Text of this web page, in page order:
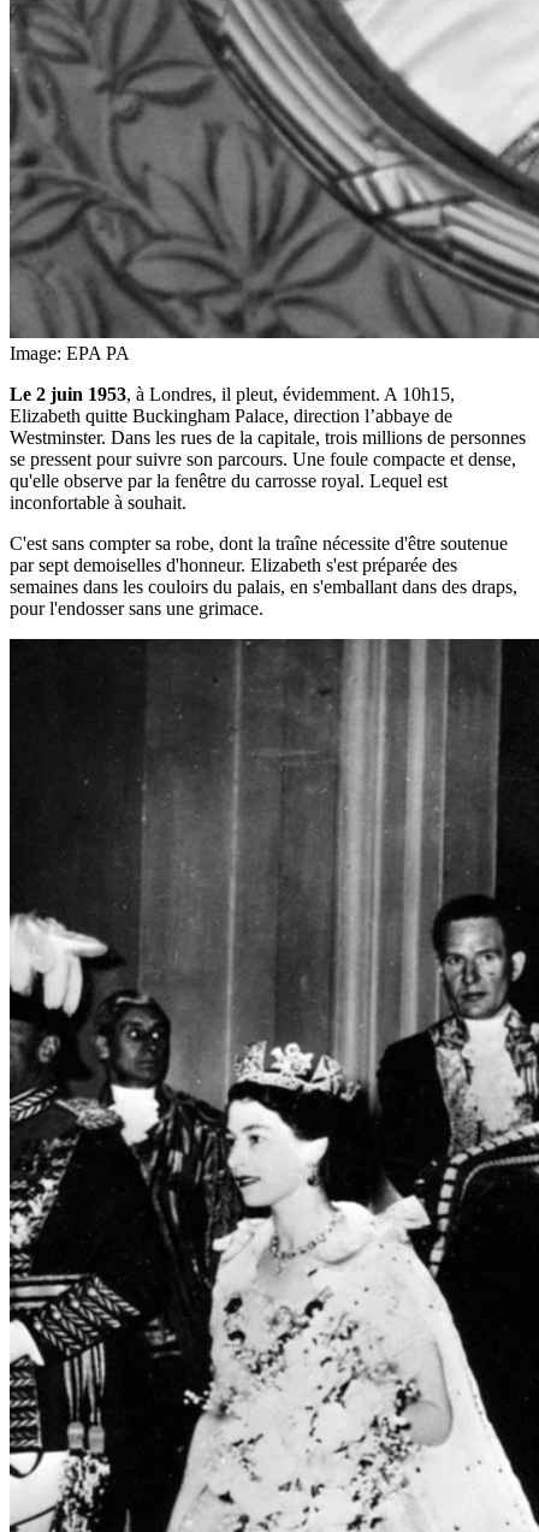
Image: EPA PA
Le 2 juin 1953, à Londres, il pleut, évidemment. A 10h15,
Elizabeth quitte Buckingham Palace, direction l’abbaye de
Westminster. Dans les rues de la capitale, trois millions de personnes
se pressent pour suivre son parcours. Une foule compacte et dense,
qu'elle observe par la fenêtre du carrosse royal. Lequel est
inconfortable à souhait.
C'est sans compter sa robe, dont la traîne nécessite d'être soutenue
par sept demoiselles d'honneur. Elizabeth s'est préparée des
semaines dans les couloirs du palais, en s'emballant dans des draps,
pour l'endosser sans une grimace.